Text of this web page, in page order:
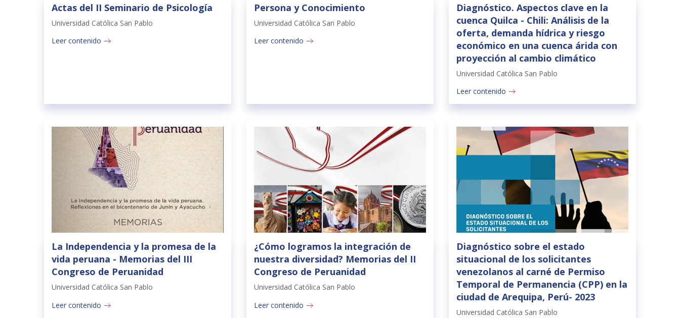
Actas del II Seminario de Psicología
Universidad Católica San Pablo
Leer contenido
Persona y Conocimiento
Universidad Católica San Pablo
Leer contenido
Diagnóstico. Aspectos clave en la
cuenca Quilca - Chili: Análisis de la
oferta, demanda hídrica y riesgo
económico en una cuenca árida con
proyección al cambio climático
Universidad Católica San Pablo
Leer contenido
La Independencia y la promesa de la
vida peruana - Memorias del III
Congreso de Peruanidad
Universidad Católica San Pablo
Leer contenido
¿Cómo logramos la integración de
nuestra diversidad? Memorias del II
Congreso de Peruanidad
Universidad Católica San Pablo
Leer contenido
Diagnóstico sobre el estado
situacional de los solicitantes
venezolanos al carné de Permiso
Temporal de Permanencia (CPP) en la
ciudad de Arequipa, Perú- 2023
Universidad Católica San Pablo